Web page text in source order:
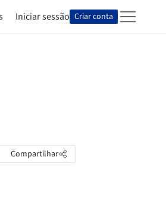
Iniciar sessão Criar conta
Compartilhar